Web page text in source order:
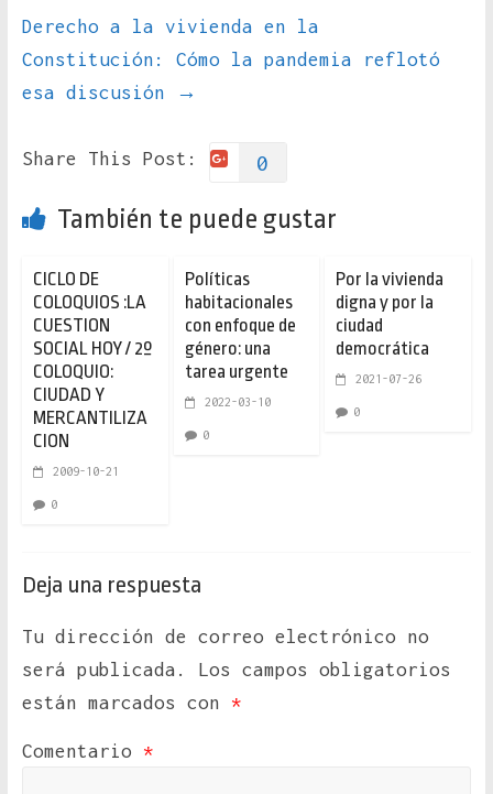
Derecho a la vivienda en la
Constitución: Cómo la pandemia reflotó
esa discusión
→
Share This Post: 0
También te puede gustar
CICLO DE
COLOQUIOS :LA
CUESTION
SOCIAL HOY / 2º
COLOQUIO:
CIUDAD Y
MERCANTILIZA
CION
2009-10-21
0
Políticas
habitacionales
con enfoque de
género: una
tarea urgente
2022-03-10
0
Por la vivienda
digna y por la
ciudad
democrática
2021-07-26
0
Deja una respuesta
Tu dirección de correo electrónico no
será publicada.
Los campos obligatorios
están marcados con *
Comentario *